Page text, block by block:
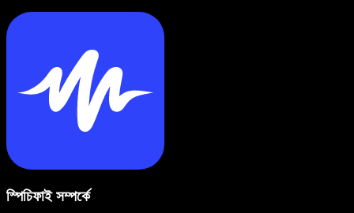
স্পিচিফাই সম্পর্কে